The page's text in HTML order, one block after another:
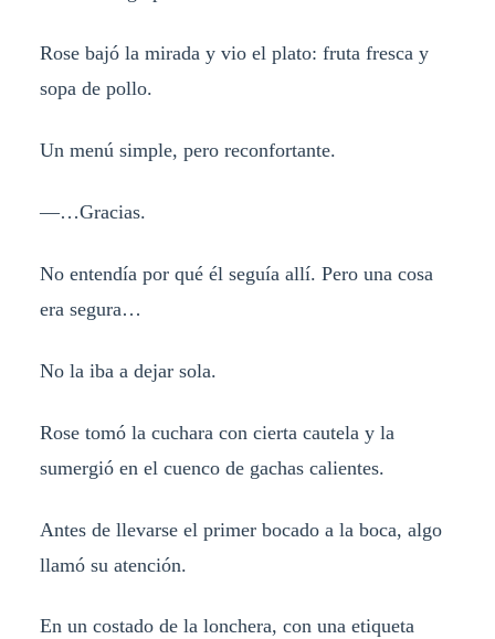
Rose bajó la mirada y vio el plato: fruta fresca y
sopa de pollo.
Un menú simple, pero reconfortante.
—…Gracias.
No entendía por qué él seguía allí. Pero una cosa
era segura…
No la iba a dejar sola.
Rose tomó la cuchara con cierta cautela y la
sumergió en el cuenco de gachas calientes.
Antes de llevarse el primer bocado a la boca, algo
llamó su atención.
En un costado de la lonchera, con una etiqueta